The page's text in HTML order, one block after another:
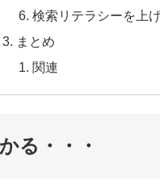
検索リテラシーを上
まとめ
関連
る・・・